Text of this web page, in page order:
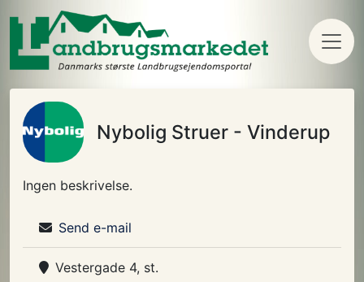
Nybolig Struer - Vinderup
Ingen beskrivelse.
Send e-mail
Vestergade 4, st.